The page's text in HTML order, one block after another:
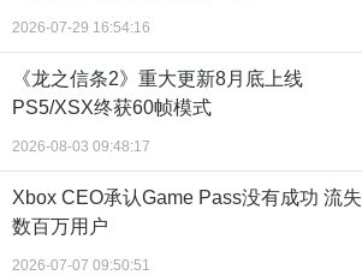
2026-07-29 16:54:16
《龙之信条2》重大更新8月底上线
PS5/XSX终获60帧模式
2026-08-03 09:48:17
Xbox CEO承认Game Pass没有成功 流失
数百万用户
2026-07-07 09:50:51